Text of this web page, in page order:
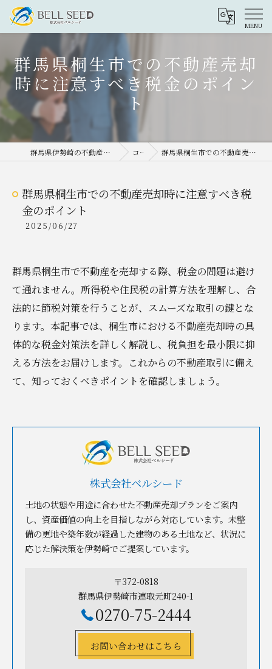
群馬県桐生市での不動産売却
時に注意すべき税金のポイン
ト
群馬県伊勢崎の不動産売却なら株式会社ベルシード コラム 群馬県桐生市での不動産売却時に注意すべき税金のポイント
群馬県桐生市での不動産売却時に注意すべき税
金のポイント
2025/06/27
群馬県桐生市で不動産を売却する際、税金の問題は避け
て通れません。所得税や住民税の計算方法を理解し、合
法的に節税対策を行うことが、スムーズな取引の鍵とな
ります。本記事では、桐生市における不動産売却時の具
体的な税金対策法を詳しく解説し、税負担を最小限に抑
える方法をお届けします。これからの不動産取引に備え
て、知っておくべきポイントを確認しましょう。
株式会社ベルシード
土地の状態や用途に合わせた不動産売却プランをご案内
し、資産価値の向上を目指しながら対応しています。未整
備の更地や築年数が経過した建物のある土地など、状況に
応じた解決策を伊勢崎でご提案しています。
〒372-0818
群馬県伊勢崎市連取元町240-1
0270-75-2444
お問い合わせはこちら